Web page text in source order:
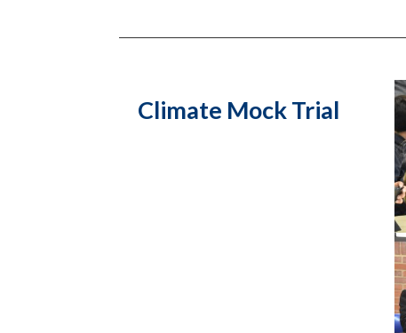
Climate Mock Trial